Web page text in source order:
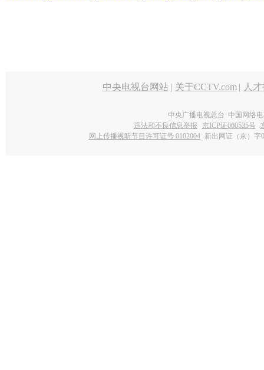
中央电视台网站 | 关于CCTV.com | 人
中央广播电视总台 中国网络
违法和不良信息举报
京ICP证060535号
网上传播视听节目许可证号 0102004 新出网证（京）